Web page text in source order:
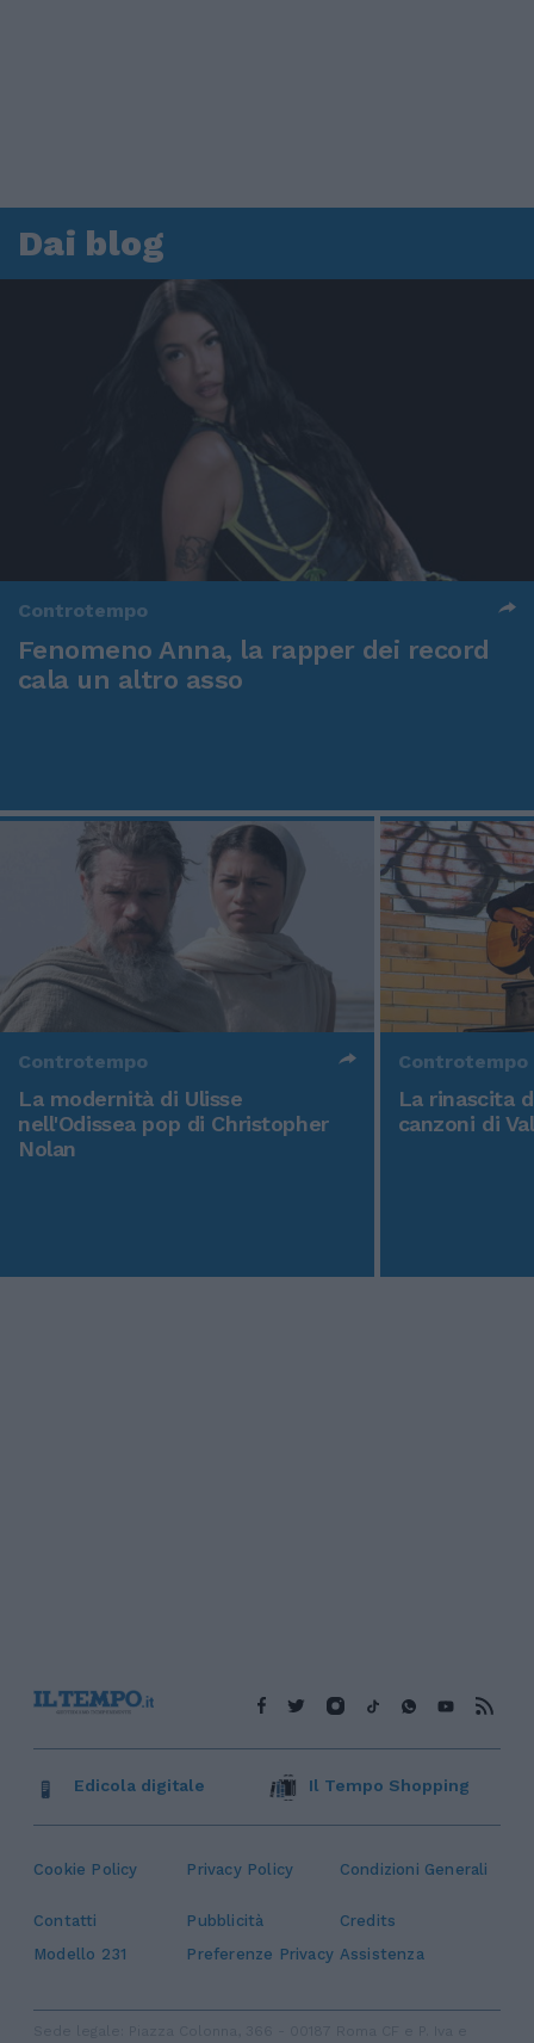
Dai blog
Controtempo
Fenomeno Anna, la rapper dei record
cala un altro asso
Controtempo
La modernità di Ulisse
nell'Odissea pop di Christopher
Nolan
Controtempo
La rinascita
canzoni di
Cookie Policy Privacy Policy Condizioni Generali
Contatti Pubblicità
Credits
Modello 231
Preferenze Privacy Assistenza
Edicola digitale Il Tempo Shopping